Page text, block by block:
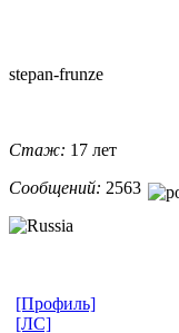
stepan-frunz​e
Стаж: 17 лет
Сообщений: 2563
[Профиль]
[ЛС]